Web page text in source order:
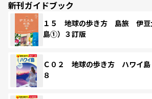
新刊ガイドブック
１５ 地球の歩き方 島旅 伊豆
島①）３訂版
Ｃ０２ 地球の歩き方 ハワイ
８